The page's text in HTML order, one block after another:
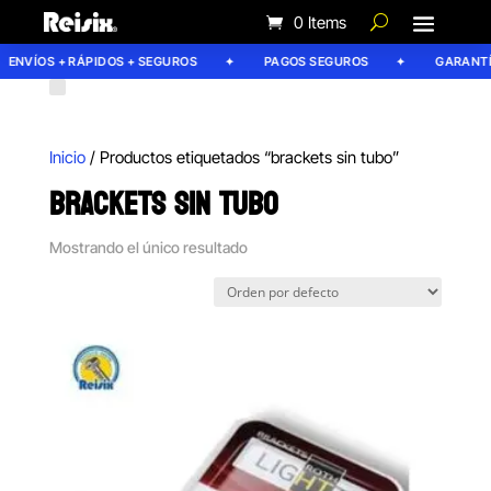
0 Items
ENVÍOS + RÁPIDOS + SEGUROS PAGOS SEGUROS
Inicio/ Productos etiquetados “brackets sin tubo”
BRACKETS SIN TUBO
Mostrando el único resultado